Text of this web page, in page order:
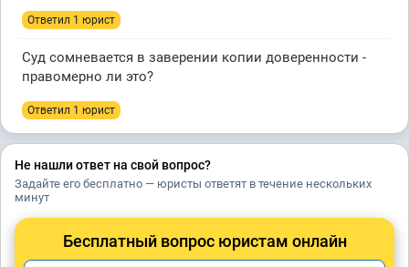
Ответил 1 юрист
Суд сомневается в заверении копии доверенности -
правомерно ли это?
Ответил 1 юрист
Не нашли ответ на свой вопрос?
Задайте его бесплатно — юристы ответят в течение нескольких
минут
Бесплатный вопрос юристам онлайн